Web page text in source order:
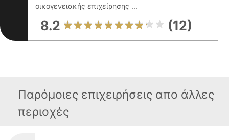
οικογενειακής επιχείρησης ...
8.2 (12)
Παρόμοιες επιχειρήσεις απο άλλες
περιοχές